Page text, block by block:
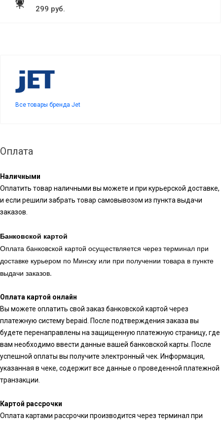
299 руб.
Все товары бренда Jet
Оплата
Наличными
Оплатить товар наличными вы можете и при курьерской доставке,
и если решили забрать товар самовывозом из пункта выдачи
заказов.
Банковской картой
Оплата банковской картой осуществляется через терминал при
доставке курьером по Минску или при получении товара в пункте
выдачи заказов.
Оплата картой онлайн
Вы можете оплатить свой заказ банковской картой через
платежную систему bepaid. После подтверждения заказа вы
будете перенаправлены на защищенную платежную страницу, где
вам необходимо ввести данные вашей банковской карты. После
успешной оплаты вы получите электронный чек. Информация,
указанная в чеке, содержит все данные о проведенной платежной
транзакции.
Картой рассрочки
Оплата картами рассрочки производится через терминал при